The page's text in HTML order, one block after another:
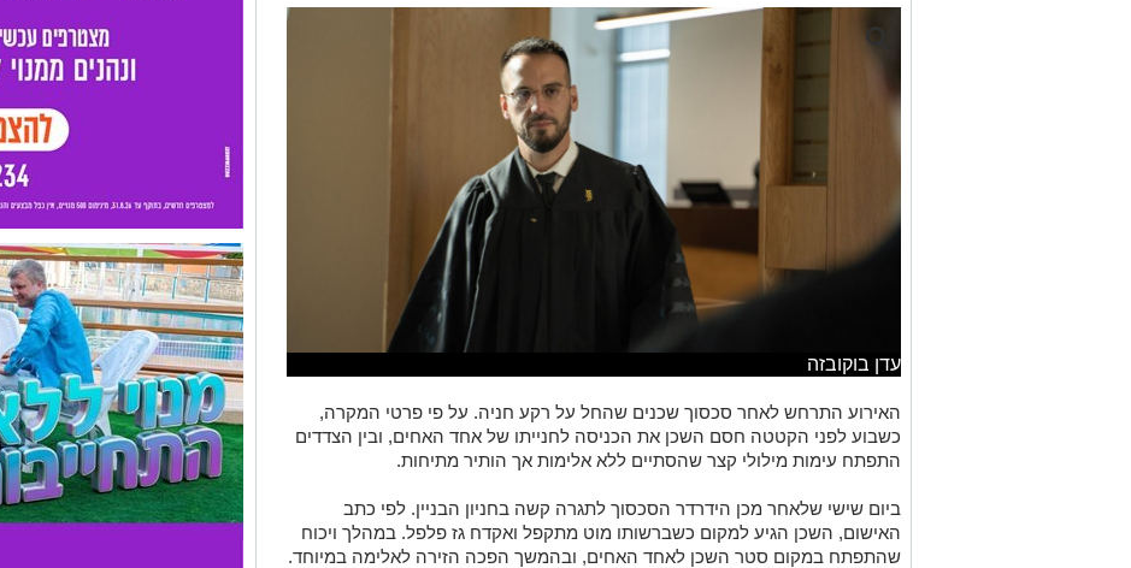
עדן בוקובזה
האירוע התרחש לאחר סכסוך שכנים שהחל על רקע חניה. על פי פרטי המקרה,
כשבוע לפני הקטטה חסם השכן את הכניסה לחנייתו של אחד האחים, ובין הצדדים
התפתח עימות מילולי קצר שהסתיים ללא אלימות אך הותיר מתיחות.
ביום שישי שלאחר מכן הידרדר הסכסוך לתגרה קשה בחניון הבניין. לפי כתב
האישום, השכן הגיע למקום כשברשותו מוט מתקפל ואקדח גז פלפל. במהלך ויכוח
שהתפתח במקום סטר השכן לאחד האחים, ובהמשך הפכה הזירה לאלימה במיוחד.